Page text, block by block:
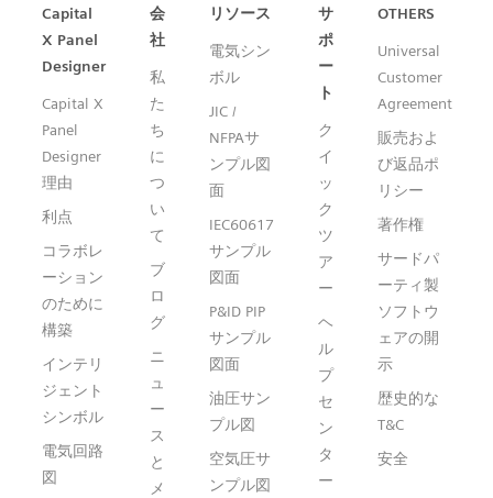
Capital™ X Panel Designer
Capital
X Panel
Designer
Capital X
Panel
Designer
理由
利点
コラボレ
ーション
のために
構築
インテリ
ジェント
シンボル
電気回路
図
会
社
私
た
ち
に
つ
い
て
ブ
ロ
グ
ニ
ュ
ー
ス
と
メ
リソース
電気シン
ボル
JIC /
NFPAサ
ンプル図
面
IEC60617
サンプル
図面
P&ID PIP
サンプル
図面
油圧サン
プル図
空気圧サ
ンプル図
サ
ポ
ー
ト
ク
イ
ッ
ク
ツ
ア
ー
ヘ
ル
プ
セ
ン
タ
ー
OTHERS
Universal
Customer
Agreement
販売およ
び返品ポ
リシー
著作権
サードパ
ーティ製
ソフトウ
ェアの開
示
歴史的な
T&C
安全